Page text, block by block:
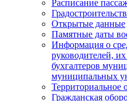
Расписание
Открытые данные
Памятные даты
Информация о
руководителей,
бухгалтеров
муниципальных
Территориальное
Гражданская